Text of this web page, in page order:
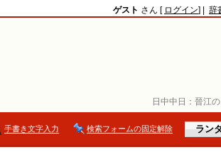
日中中日： 晉江
ゲスト さん [ ログイン] | 辞
手書き文字入力 検索フォームの固定解除